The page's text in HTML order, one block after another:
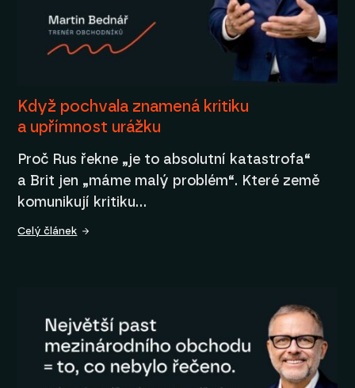
Když pochvala znamená kritiku
a upřímnost urážku
Proč Rus řekne „je to absolutní katastrofa“
a Brit jen „máme malý problém“. Které země
komunikují kritiku…
Celý článek